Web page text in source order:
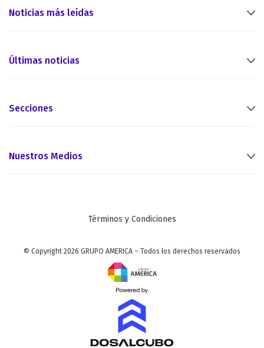
Noticias más leídas
Últimas noticias
Secciones
Nuestros Medios
Términos y Condiciones
© Copyright 2026 GRUPO AMERICA – Todos los derechos reservados